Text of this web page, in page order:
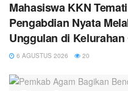
Mahasiswa KKN
Pengabdian Nyata
Unggulan di
6 AGUSTUS 2026 20